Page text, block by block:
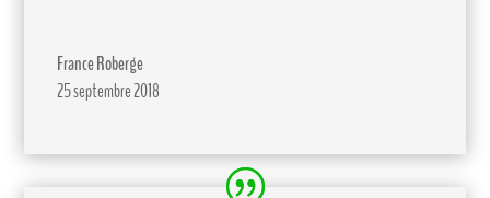
France Roberge
25 septembre 2018